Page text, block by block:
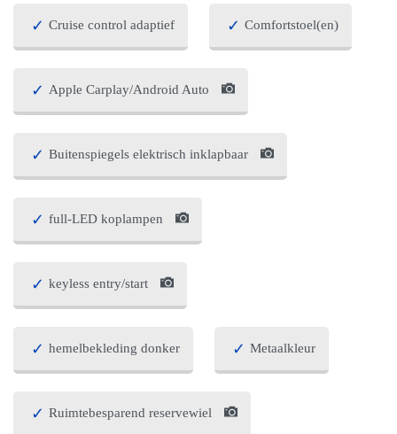
Cruise control adaptief Comfortstoel(en)
Apple Carplay/Android Auto
Buitenspiegels elektrisch inklapbaar
full-LED koplampen
keyless entry/start
hemelbekleding donker Metaalkleur
Ruimtebesparend reservewiel